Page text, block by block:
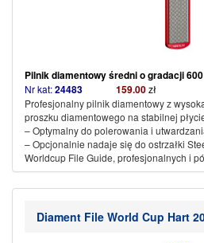
Pilnik diamentowyśredni o gradacji 600
Nr kat:24483 159.00zł
Profesjonalny pilnik diamentowy z
proszku diamentowego na stabilnej
– Optymalny do polerowania i
– Opcjonalnie nadaje się do ostrzałki
Worldcup File Guide, profesjonalnych i
Diament File World Cup Hart